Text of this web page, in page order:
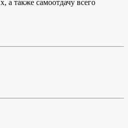
а также самоотдачу всего